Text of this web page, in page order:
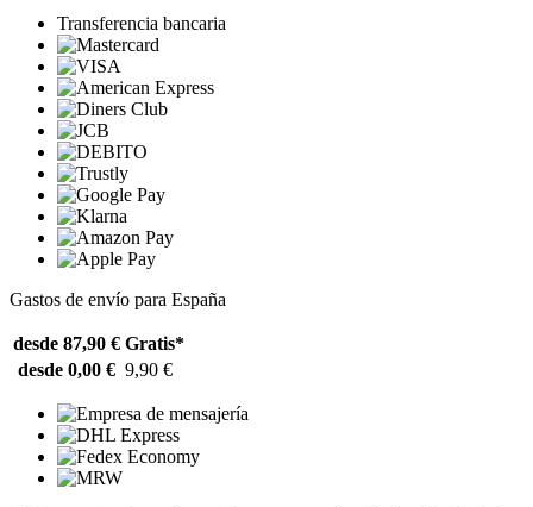
Transferencia bancaria
Gastos de envío para España
desde 87,90 € Gratis*
desde 0,00 € 9,90 €